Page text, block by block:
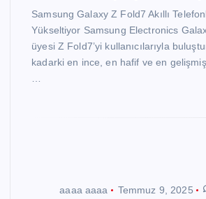
Samsung Galaxy Z Fold7 Akıllı
Yükseltiyor Samsung Electronics
üyesi Z Fold7’yi kullanıcılarıyla
kadarki en ince, en hafif ve en
aaaa aaaa Temmuz 9, 2025